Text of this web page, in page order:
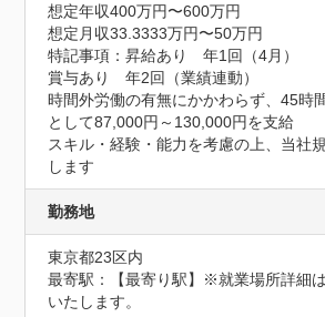
想定年収400万円〜600万円
想定月収33.3333万円〜50万円
特記事項：昇給あり　年1回（4月）
賞与あり　年2回（業績連動）
時間外労働の有無にかかわらず、45時
として87,000円～130,000円を支給
スキル・経験・能力を考慮の上、当社
します
勤務地
東京都23区内
最寄駅：【最寄り駅】※就業場所詳細
いたします。